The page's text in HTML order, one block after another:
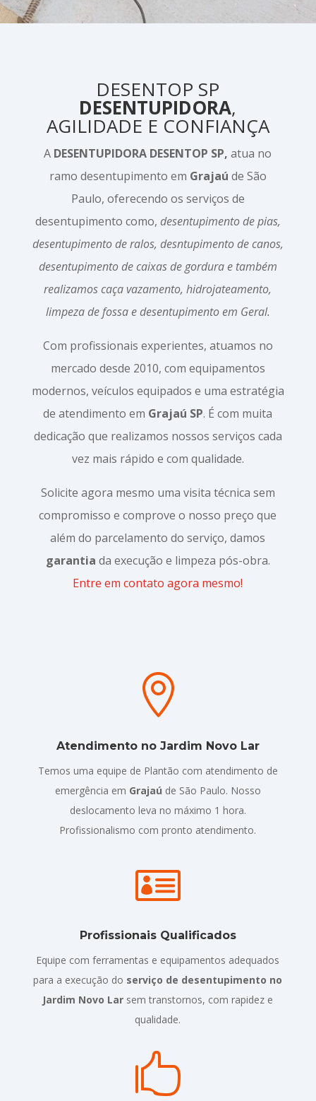
DESENTOP SP
DESENTUPIDORA,
AGILIDADE E CONFIANÇA
A DESENTUPIDORA DESENTOP SP,atua no
ramo desentupimento em Grajaú de São
Paulo, oferecendo os serviços de
desentupimento como, desentupimento de pias,
desentupimento de ralos, desntupimento de canos,
desentupimento de caixas de gordura e também
realizamos caça vazamento, hidrojateamento,
limpeza de fossa e desentupimento em Geral.
Com profissionais experientes, atuamos no
mercado desde 2010, com equipamentos
modernos, veículos equipados e uma estratégia
de atendimento em Grajaú SP. É com muita
dedicação que realizamos nossos serviços cada
vez mais rápido e com qualidade.
Solicite agora mesmo uma visita técnica sem
compromisso e comprove o nosso preço que
além do parcelamento do serviço, damos
garantia da execução e limpeza pós-obra.
Entre em contato agora mesmo!

Atendimento no Jardim Novo Lar
Temos uma equipe de Plantão com atendimento de
emergência em Grajaú de São Paulo. Nosso
deslocamento leva no máximo 1 hora.
Profissionalismo com pronto atendimento.

Profissionais Qualificados
Equipe com ferramentas e equipamentos adequados
para a execução do serviço de desentupimento no
Jardim Novo Lar sem transtornos, com rapidez e
qualidade.
